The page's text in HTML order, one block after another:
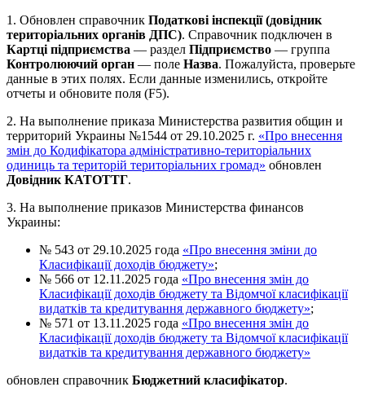
1. Обновлен справочник Податкові інспекції (довідник
територіальних органів ДПС). Справочник подключен в
Картці підприємства — раздел Підприємство — группа
Контролюючий орган — поле Назва. Пожалуйста, проверьте
данные в этих полях. Если данные изменились, откройте
отчеты и обновите поля (F5).
2. На выполнение приказа Министерства развития общин и
территорий Украины №1544 от 29.10.2025 г. «Про внесення
змін до Кодифікатора адміністративно-територіальних
одиниць та територій територіальних громад» обновлен
Довідник КАТОТТГ.
3. На выполнение приказов Министерства финансов
Украины:
№ 543 от 29.10.2025 года «Про внесення зміни до
Класифікації доходів бюджету»;
№ 566 от 12.11.2025 года «Про внесення змін до
Класифікації доходів бюджету та Відомчої класифікації
видатків та кредитування державного бюджету»;
№ 571 от 13.11.2025 года «Про внесення змін до
Класифікації доходів бюджету та Відомчої класифікації
видатків та кредитування державного бюджету»
обновлен справочник Бюджетний класифікатор.